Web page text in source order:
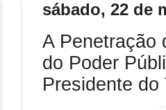
sábado, 22 de
A Penetração
do Poder
Presidente do